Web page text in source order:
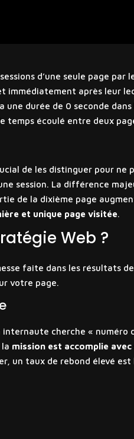
d’une seule page par
immédiatement après leur
durée de 0 seconde
temps écoulé entre deux
de les distinguer pour ne
session. La différence
de la dixième page
et unique page visitée.
Web ?
faite dans les résultats
votre page.
cherche « numéro
mission est accomplie avec
un taux de rebond élevé est